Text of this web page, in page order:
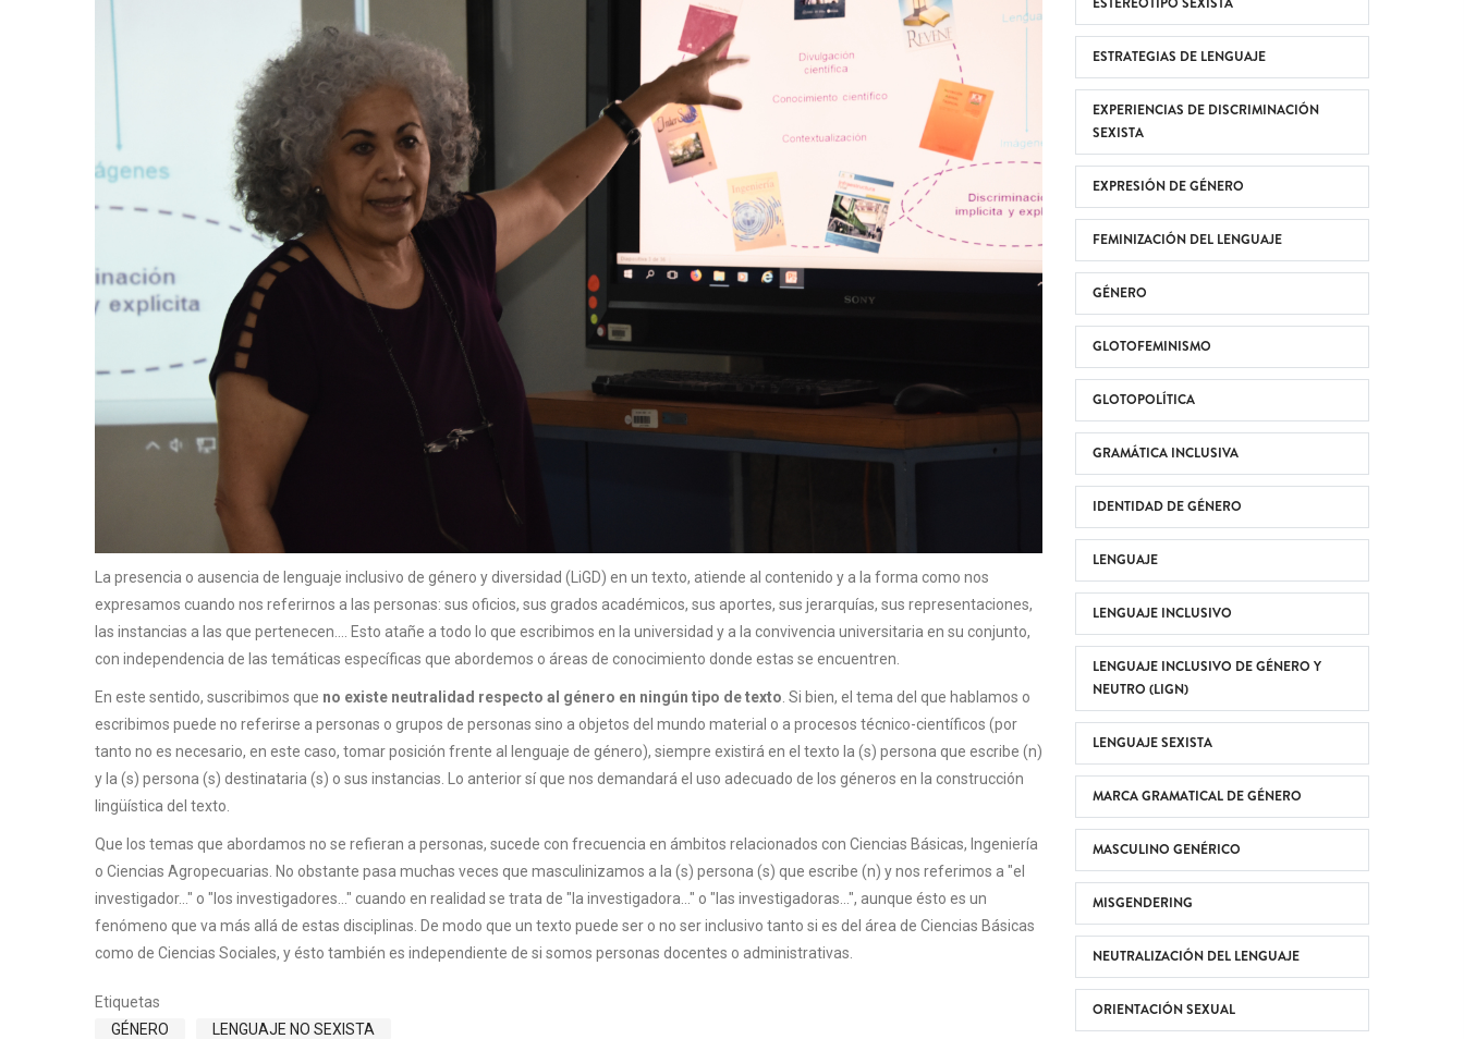
La presencia o ausencia de lenguaje inclusivo de género y diversidad (LiGD) en un texto, atiende al contenido y a la forma como nos
expresamos cuando nos referirnos a las personas: sus oficios, sus grados académicos, sus aportes, sus jerarquías, sus representaciones,
las instancias a las que pertenecen.... Esto atañe a todo lo que escribimos en la universidad y a la convivencia universitaria en su conjunto,
con independencia de las temáticas específicas que abordemos o áreas de conocimiento donde estas se encuentren.
En este sentido, suscribimos que no existe neutralidad respecto al género en ningún tipo de texto . Si bien, el tema del que hablamos o
escribimos puede no referirse a personas o grupos de personas sino a objetos del mundo material o a procesos técnico-científicos (por
tanto no es necesario, en este caso, tomar posición frente al lenguaje de género), siempre existirá en el texto la (s) persona que escribe (n)
y la (s) persona (s) destinataria (s) o sus instancias. Lo anterior sí que nos demandará el uso adecuado de los géneros en la construcción
lingüística del texto.
Que los temas que abordamos no se refieran a personas, sucede con frecuencia en ámbitos relacionados con Ciencias Básicas, Ingeniería
o Ciencias Agropecuarias. No obstante pasa muchas veces que masculinizamos a la (s) persona (s) que escribe (n) y nos referimos a "el
investigador..." o "los investigadores..." cuando en realidad se trata de "la investigadora..." o "las investigadoras...", aunque ésto es un
fenómeno que va más allá de estas disciplinas. De modo que un texto puede ser o no ser inclusivo tanto si es del área de Ciencias Básicas
como de Ciencias Sociales, y ésto también es independiente de si somos personas docentes o administrativas.
Etiquetas
GÉNERO
LENGUAJE NO SEXISTA
ESTRATEGIAS DE LENGUAJE
EXPERIENCIAS DE DISCRIMINACIÓN
SEXISTA
EXPRESIÓN DE GÉNERO
FEMINIZACIÓN DEL LENGUAJE
GÉNERO
GLOTOFEMINISMO
GLOTOPOLÍTICA
GRAMÁTICA INCLUSIVA
IDENTIDAD DE GÉNERO
LENGUAJE
LENGUAJE INCLUSIVO
LENGUAJE INCLUSIVO DE GÉNERO Y
NEUTRO (LIGN)
LENGUAJE SEXISTA
MARCA GRAMATICAL DE GÉNERO
MASCULINO GENÉRICO
MISGENDERING
NEUTRALIZACIÓN DEL LENGUAJE
ORIENTACIÓN SEXUAL